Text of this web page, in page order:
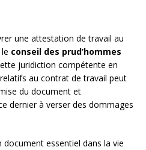
une attestation de travail au
conseil des prud’hommes
juridiction compétente en
au contrat de travail peut
du document et
dernier à verser des dommages
document essentiel dans la vie